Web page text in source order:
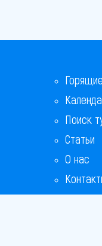
Поиск
Статьи
О нас